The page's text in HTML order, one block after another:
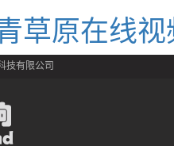
草原在线
技有限公司